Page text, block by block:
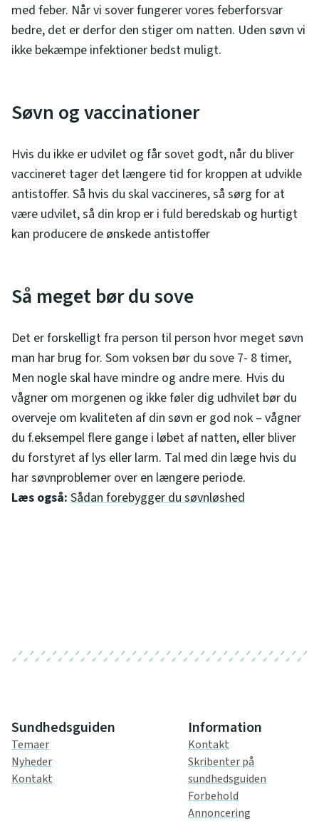
med feber. Når vi sover fungerer vores feberforsvar
bedre, det er derfor den stiger om natten. Uden søvn vi
ikke bekæmpe infektioner bedst muligt.
Søvn og vaccinationer
Hvis du ikke er udvilet og får sovet godt, når du bliver
vaccineret tager det længere tid for kroppen at udvikle
antistoffer. Så hvis du skal vaccineres, så sørg for at
være udvilet, så din krop er i fuld beredskab og hurtigt
kan producere de ønskede antistoffer
Så meget bør du sove
Det er forskelligt fra person til person hvor meget søvn
man har brug for. Som voksen bør du sove 7- 8 timer,
Men nogle skal have mindre og andre mere. Hvis du
vågner om morgenen og ikke føler dig udhvilet bør du
overveje om kvaliteten af din søvn er god nok – vågner
du f.eksempel flere gange i løbet af natten, eller bliver
du forstyret af lys eller larm. Tal med din læge hvis du
har søvnproblemer over en længere periode.
Læs også: Sådan forebygger du søvnløshed
Sundhedsguiden
Temaer
Nyheder
Kontakt
Information
Kontakt
Skribenter på
sundhedsguiden
Forbehold
Annoncering